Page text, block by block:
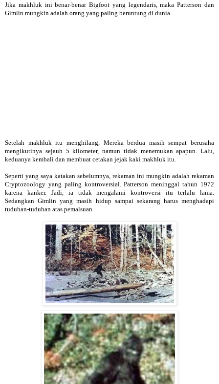
Jika makhluk ini benar-benar Bigfoot yang legendaris, maka Patterson dan
Gimlin mungkin adalah orang yang paling beruntung di dunia.
Setelah makhluk itu menghilang, Mereka berdua masih sempat berusaha
mengikutinya sejauh 5 kilometer, namun tidak menemukan apapun. Lalu,
keduanya kembali dan membuat cetakan jejak kaki makhluk itu.
Seperti yang saya katakan sebelumnya, rekaman ini mungkin adalah rekaman
Cryptozoology yang paling kontroversial. Patterson meninggal tahun 1972
karena kanker. Jadi, ia tidak mengalami kontroversi itu terlalu lama.
Sedangkan Gimlin yang masih hidup sampai sekarang harus menghadapi
tuduhan-tuduhan atas pemalsuan.